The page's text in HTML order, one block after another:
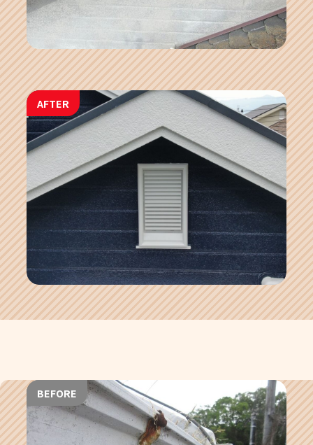
AFTER
BEFORE